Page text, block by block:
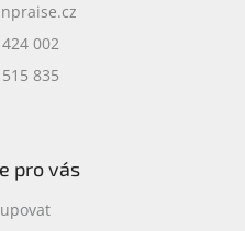
002
835
pro vás